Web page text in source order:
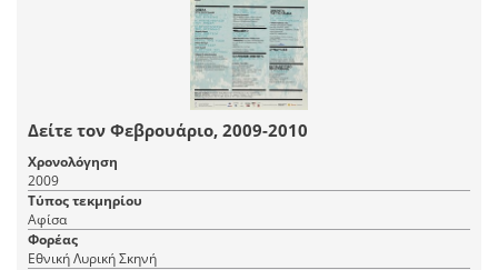
Δείτε τον Φεβρουάριο, 2009-2010
Χρονολόγηση
2009
Τύπος τεκμηρίου
Αφίσα
Φορέας
Εθνική Λυρική Σκηνή